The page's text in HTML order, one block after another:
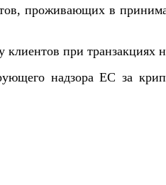
проживающих в
клиентов при
надзора ЕС за